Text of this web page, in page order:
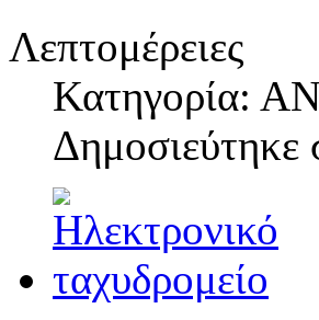
Λεπτομέρειες
Κατηγορία:
Δημοσιεύτηκε